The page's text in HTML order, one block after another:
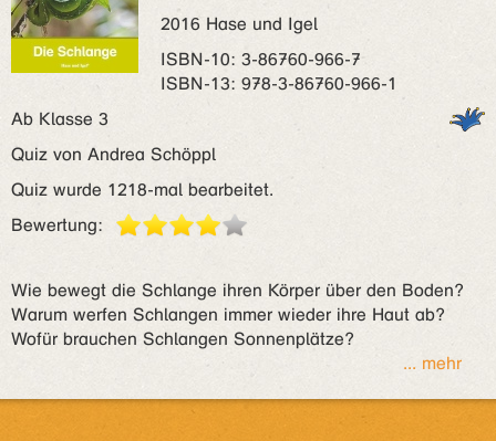
2016 Hase und Igel
ISBN‑10: 3-86760-966-7
ISBN‑13: 978-3-86760-966-1
Ab Klasse 3
Quiz von Andrea Schöppl
Quiz wurde 1218-mal bearbeitet.
Bewertung:
Wie bewegt die Schlange ihren Körper über den Boden?
Warum werfen Schlangen immer wieder ihre Haut ab?
Wofür brauchen Schlangen Sonnenplätze?
... mehr